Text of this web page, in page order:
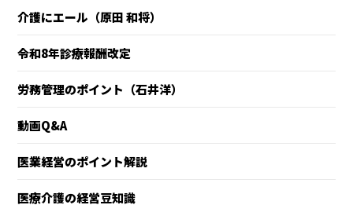
介護にエール（原田 和将）
令和8年診療報酬改定
労務管理のポイント（石井洋）
動画Q&A
医業経営のポイント解説
医療介護の経営豆知識